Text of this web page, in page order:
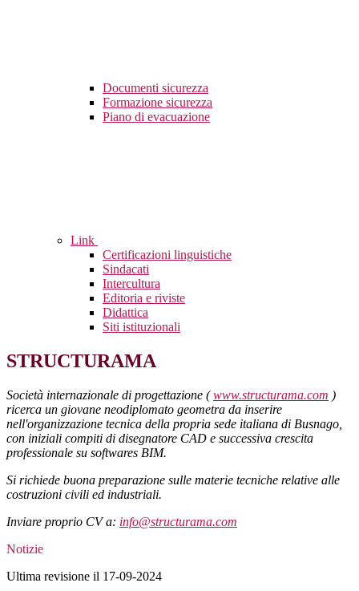
Documenti sicurezza
Formazione sicurezza
Piano di evacuazione
Link
Certificazioni linguistiche
Sindacati
Intercultura
Editoria e riviste
Didattica
Siti istituzionali
STRUCTURAMA
Società internazionale di progettazione (www.structurama.com )
ricerca un giovane neodiplomato geometra da inserire
nell'organizzazione tecnica della propria sede italiana di Busnago,
con iniziali compiti di disegnatore CAD e successiva crescita
professionale su softwares BIM.
Si richiede buona preparazione sulle materie tecniche relative alle
costruzioni civili ed industriali.
Inviare proprio CV a: info@structurama.com
Notizie
Ultima revisione il 17-09-2024